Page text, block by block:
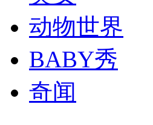
纽约上演“枕头大战”
司机酒驾遇交警 急速倒车逃窜
动物世界
BABY秀
奇闻